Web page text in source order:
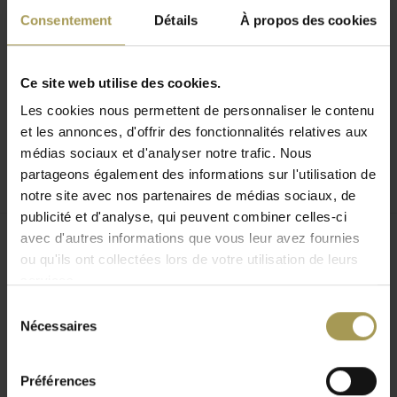
Consentement Détails À propos des cookies
Ce site web utilise des cookies.
Les cookies nous permettent de personnaliser le contenu
et les annonces, d'offrir des fonctionnalités relatives aux
médias sociaux et d'analyser notre trafic. Nous
partageons également des informations sur l'utilisation de
notre site avec nos partenaires de médias sociaux, de
publicité et d'analyse, qui peuvent combiner celles-ci
avec d'autres informations que vous leur avez fournies
ou qu'ils ont collectées lors de votre utilisation de leurs
Nécessaires
Préférences
Autre (58)
Comment aménager un espace
d’accueil ou réception de manière
agréable au travers du mobilier